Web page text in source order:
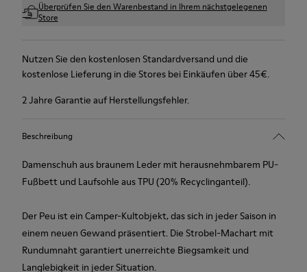
Überprüfen Sie den Warenbestand in Ihrem nächstgelegenen
Store
Nutzen Sie den kostenlosen Standardversand und die
kostenlose Lieferung in die Stores bei Einkäufen über 45€.
2 Jahre Garantie auf Herstellungsfehler.
Beschreibung
Damenschuh aus braunem Leder mit herausnehmbarem PU-
Fußbett und Laufsohle aus TPU (20% Recyclinganteil).
Der Peu ist ein Camper-Kultobjekt, das sich in jeder Saison in
einem neuen Gewand präsentiert. Die Strobel-Machart mit
Rundumnaht garantiert unerreichte Biegsamkeit und
Langlebigkeit in jeder Situation.